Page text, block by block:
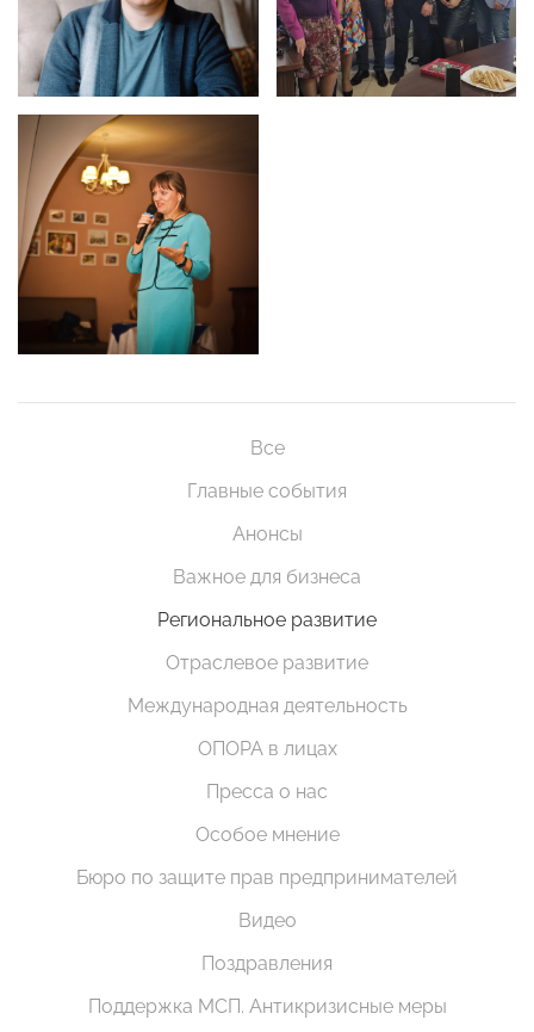
Все
Главные события
Анонсы
Важное для бизнеса
Региональное развитие
Отраслевое развитие
Международная деятельность
ОПОРА в лицах
Пресса о нас
Особое мнение
Бюро по защите прав предпринимателей
Видео
Поздравления
Поддержка МСП. Антикризисные меры